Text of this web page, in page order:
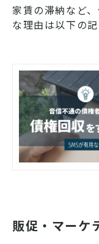
家賃の滞納など
な理由は以下の
販促・マーケ